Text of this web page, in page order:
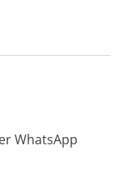
WhatsApp